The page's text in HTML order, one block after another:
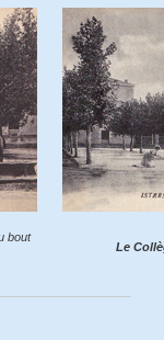
bout
Le